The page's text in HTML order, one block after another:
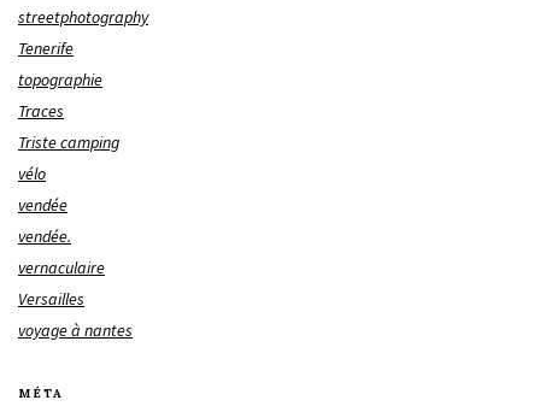
streetphotography
Tenerife
topographie
Traces
Triste camping
vélo
vendée
vendée.
vernaculaire
Versailles
voyage à nantes
MÉTA